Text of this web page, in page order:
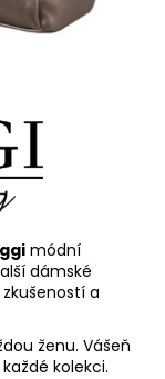
módní
dámské
a
ženu. Vášeň
kolekci.